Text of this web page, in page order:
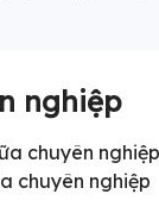
nghiệp
chuyên nghiệp